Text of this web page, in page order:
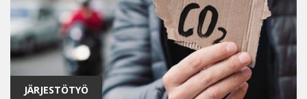
JÄRJESTÖTYÖ